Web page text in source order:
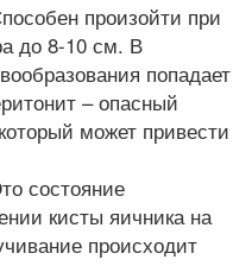
произойти при
до 8-10 см. В
попадает
– опасный
может привести
состояние
кисты яичника на
происходит